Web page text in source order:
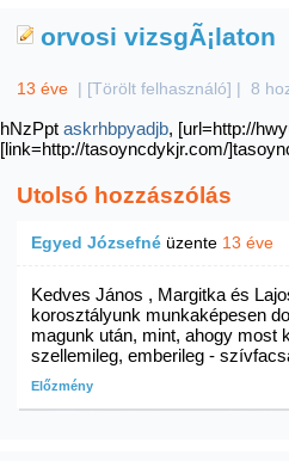
orvosi vizsgÃ¡laton
13 éve | [Törölt felhasználó] | 8
hNzPpt askrhbpyadjb, [url=http://
[link=http://tasoyncdykjr.com/
Utolsó hozzászólás
Egyed Józsefné üzente 13 éve
Kedves János , Margitka és
korosztályunk munkaképesen
magunk után, mint, ahogy most
szellemileg, emberileg -
Előzmény